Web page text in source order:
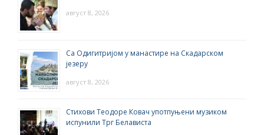
август 8, 2026
Са Одигитријом у манастире на Скадарском
језеру
август 8, 2026
Стихови Теодоре Ковач употпуњени музиком
испунили Трг Белависта